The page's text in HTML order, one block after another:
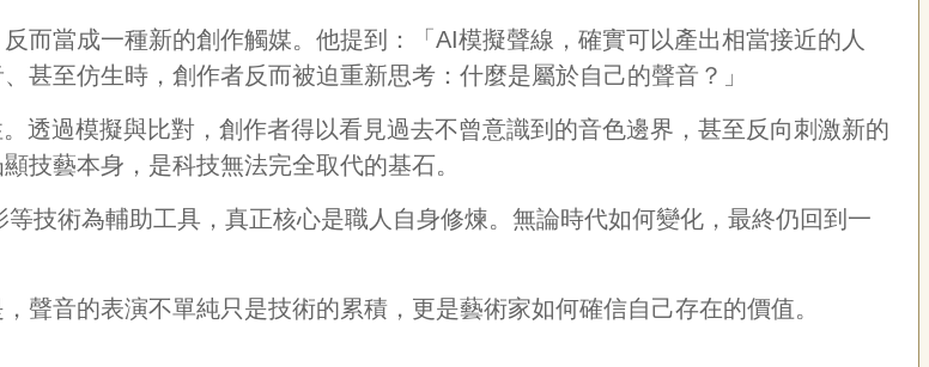
而當成一種新的創作觸媒。他提到：「AI模擬聲線，確實可以產出相當接近的人
甚至仿生時，創作者反而被迫重新思考：什麼是屬於自己的聲音？」
透過模擬與比對，創作者得以看見過去不曾意識到的音色邊界，甚至反向刺激新的
技藝本身，是科技無法完全取代的基石。
技術為輔助工具，真正核心是職人自身修煉。無論時代如何變化，最終仍回到一
聲音的表演不單純只是技術的累積，更是藝術家如何確信自己存在的價值。